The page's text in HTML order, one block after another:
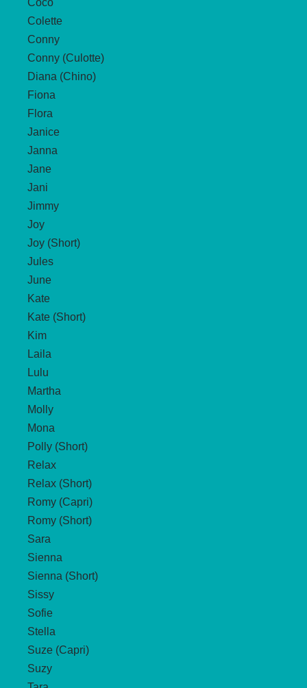
Coco
Colette
Conny
Conny (Culotte)
Diana (Chino)
Fiona
Flora
Janice
Janna
Jane
Jani
Jimmy
Joy
Joy (Short)
Jules
June
Kate
Kate (Short)
Kim
Laila
Lulu
Martha
Molly
Mona
Polly (Short)
Relax
Relax (Short)
Romy (Capri)
Romy (Short)
Sara
Sienna
Sienna (Short)
Sissy
Sofie
Stella
Suze (Capri)
Suzy